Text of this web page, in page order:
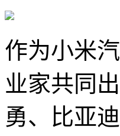
作为小米
业家共同
勇、比亚